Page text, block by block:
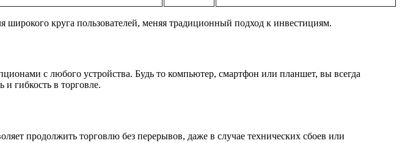
широкого круга пользователей, меняя традиционный подход к инвестициям.
с любого устройства. Будь то компьютер, смартфон или планшет, вы всегда
и гибкость в торговле.
продолжить торговлю без перерывов, даже в случае технических сбоев или